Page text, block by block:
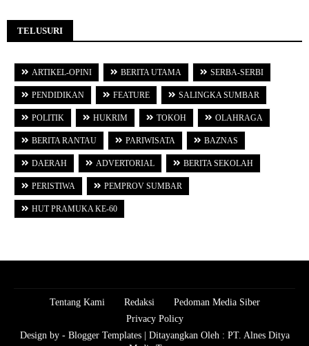
TELUSURI
ARTIKEL-OPINI BERITA UTAMA SERBA-SERBI
PENDIDIKAN FEATURE SALINGKA SUMBAR
POLITIK HUKRIM TOKOH OLAHRAGA
BERITA RANTAU PARIWISATA BAZNAS
DAERAH ADVERTORIAL BERITA SEKOLAH
PERISTIWA PEMPROV SUMBAR
HUT PRAMUKA KE-60
Tentang Kami Redaksi
Pedoman Media Siber
Privacy Policy
Design by - Blogger Templates | Ditayangkan Oleh : PT. Alnes Ditya